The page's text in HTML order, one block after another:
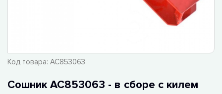
Код товара: AC853063
Сошник AC853063 - в сборе с килем